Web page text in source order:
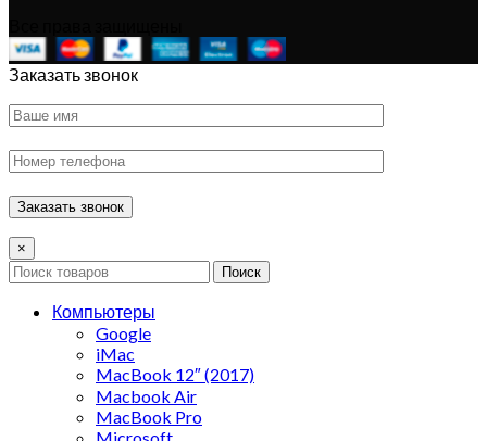
Заказать звонок
×
Поиск
Компьютеры
Google
iMac
MacBook 12″ (2017)
Macbook Air
MacBook Pro